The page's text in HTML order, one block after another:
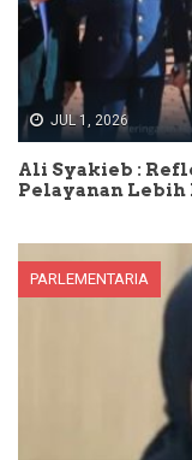
JUL 1, 2026
Ali Syakieb :
Pelayanan Lebih
PARLEMENTARIA